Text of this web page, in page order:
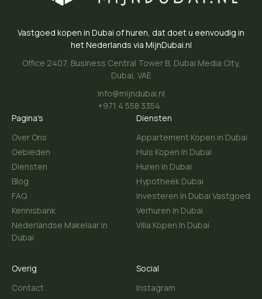
Vastgoed kopen in Dubai of huren, dat doet u eenvoudig in
het Nederlands via MijnDubai.nl
Office 2407, Business Central Tower B, Dubai Media City,
Dubai, VAE
info@mijndubai.nl
+971 4 558 3354
Pagina's
Over Ons
Gebieden
Diensten
Blog
FAQ
Kennisbank
Nederlandse Makelaar in
Dubai
Diensten
Appartement Kopen in Dubai
Huis Kopen In Dubai
Huren In Dubai
Hypotheek Dubai
Investeren In Dubai Vastgoed
Verhuren In Dubai
Villa Kopen In Dubai
Overig
Contact
Social
Instagram